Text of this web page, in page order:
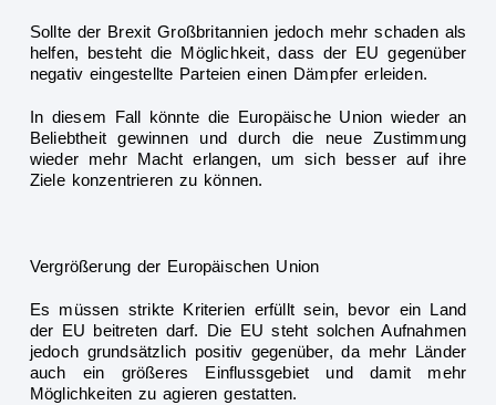
Sollte der Brexit Großbritannien jedoch mehr schaden als
helfen, besteht die Möglichkeit, dass der EU gegenüber
negativ eingestellte Parteien einen Dämpfer erleiden.
In diesem Fall könnte die Europäische Union wieder an
Beliebtheit gewinnen und durch die neue Zustimmung
wieder mehr Macht erlangen, um sich besser auf ihre
Ziele konzentrieren zu können.
Vergrößerung der Europäischen Union
Es müssen strikte Kriterien erfüllt sein, bevor ein Land
der EU beitreten darf. Die EU steht solchen Aufnahmen
jedoch grundsätzlich positiv gegenüber, da mehr Länder
auch ein größeres Einflussgebiet und damit mehr
Möglichkeiten zu agieren gestatten.